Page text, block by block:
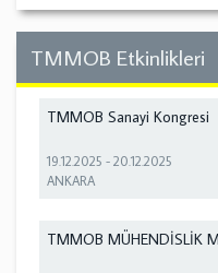
TMMOB Etkinlikleri
TMMOB Sanayi Kongresi
19.12.2025 -20.12.2025
ANKARA
TMMOB MÜHENDİSLİK